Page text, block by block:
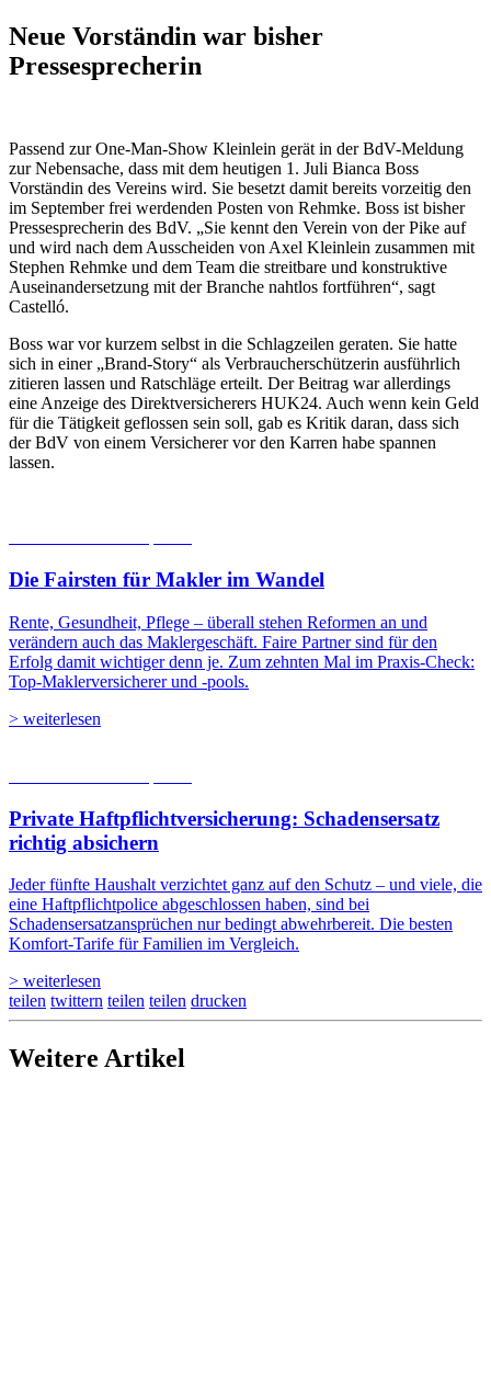
Neue Vorständin war bisher
Pressesprecherin
Passend zur One-Man-Show Kleinlein gerät in der BdV-Meldung
zur Nebensache, dass mit dem heutigen 1. Juli Bianca Boss
Vorständin des Vereins wird. Sie besetzt damit bereits vorzeitig den
im September frei werdenden Posten von Rehmke. Boss ist bisher
Pressesprecherin des BdV. „Sie kennt den Verein von der Pike auf
und wird nach dem Ausscheiden von Axel Kleinlein zusammen mit
Stephen Rehmke und dem Team die streitbare und konstruktive
Auseinandersetzung mit der Branche nahtlos fortführen“, sagt
Castelló.
Boss war vor kurzem selbst in die Schlagzeilen geraten. Sie hatte
sich in einer „Brand-Story“ als Verbraucherschützerin ausführlich
zitieren lassen und Ratschläge erteilt. Der Beitrag war allerdings
eine Anzeige des Direktversicherers HUK24. Auch wenn kein Geld
für die Tätigkeit geflossen sein soll, gab es Kritik daran, dass sich
der BdV von einem Versicherer vor den Karren habe spannen
lassen.
Die Fairsten für Makler im Wandel
Rente, Gesundheit, Pflege – überall stehen Reformen an und
verändern auch das Maklergeschäft. Faire Partner sind für den
Erfolg damit wichtiger denn je. Zum zehnten Mal im Praxis-Check:
Top-Maklerversicherer und -pools.
> weiterlesen
Private Haftpflicht­versicherung: Schadensersatz
richtig absichern
Jeder fünfte Haushalt verzichtet ganz auf den Schutz – und viele, die
eine Haftpflichtpolice abgeschlossen haben, sind bei
Schadensersatzansprüchen nur bedingt abwehrbereit. Die besten
Komfort-Tarife für Familien im Vergleich.
> weiterlesen
teilen twittern teilen teilen drucken
Weitere Artikel